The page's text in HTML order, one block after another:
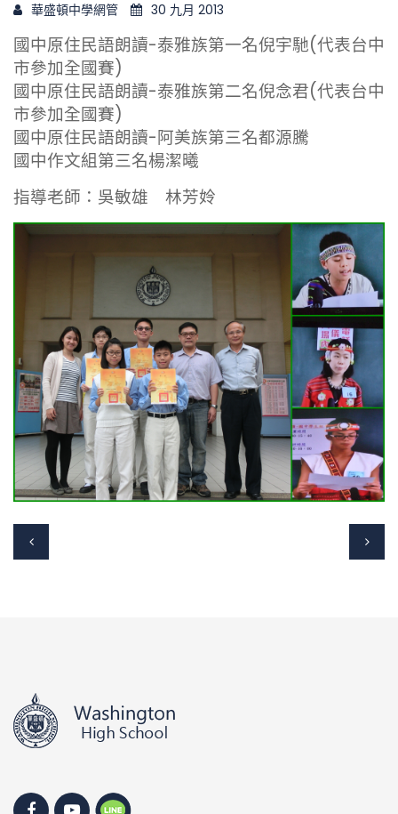
華盛頓中學網管 30 九月 2013
國中原住民語朗讀-泰雅族第一名倪宇馳(代表台中
市參加全國賽)
國中原住民語朗讀-泰雅族第二名倪念君(代表台中
市參加全國賽)
國中原住民語朗讀-阿美族第三名都源騰
國中作文組第三名楊潔曦
指導老師：吳敏雄 林芳姈